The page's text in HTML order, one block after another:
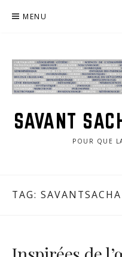
MENU
SAVANT
POUR QUE
TAG: